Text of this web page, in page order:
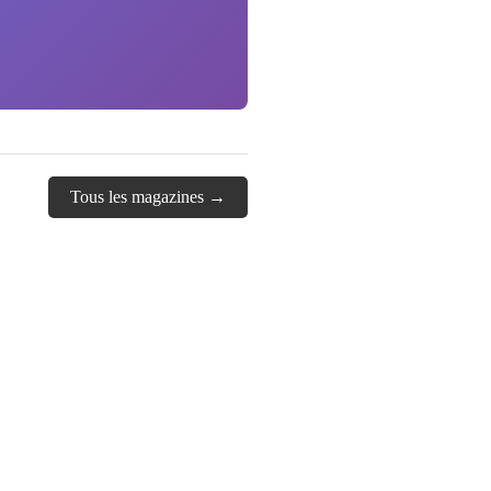
Tous les magazines →